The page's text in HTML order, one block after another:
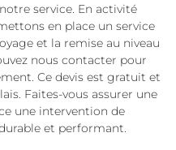
service. En activité
en place un service
et la remise au niveau
nous contacter pour
Ce devis est gratuit et
Faites-vous assurer une
une intervention de
et performant.